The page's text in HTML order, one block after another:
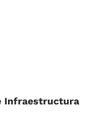
Infraestructura